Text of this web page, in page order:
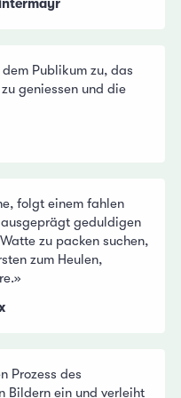
Publikum zu, das
geniessen und die
folgt einem fahlen
geduldigen
zu packen suchen,
zum Heulen,
Prozess des
Bildern ein und verleiht